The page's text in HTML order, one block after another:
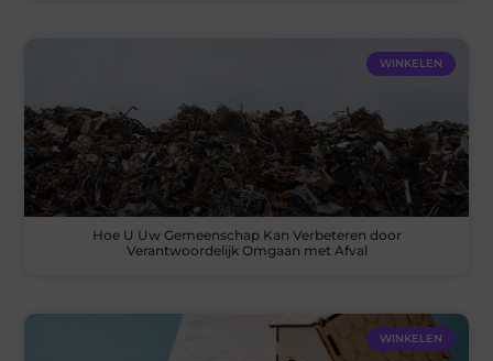
WINKELEN
Hoe U Uw Gemeenschap Kan Verbeteren door
Verantwoordelijk Omgaan met Afval
WINKELEN